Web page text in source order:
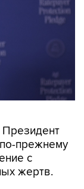
Президент
прежнему
с
жертв.